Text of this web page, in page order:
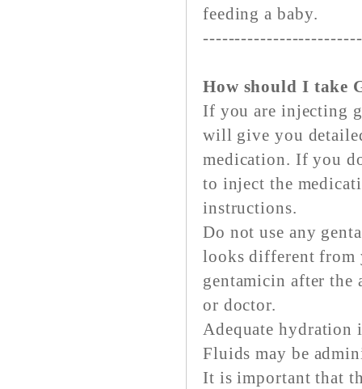
feeding a baby.
How should I take
If you are injecting
will give you
medication. If you
to inject the
instructions.
Do not use any
looks different from
gentamicin after the
or doctor.
Adequate hydration
Fluids may be
It is important that